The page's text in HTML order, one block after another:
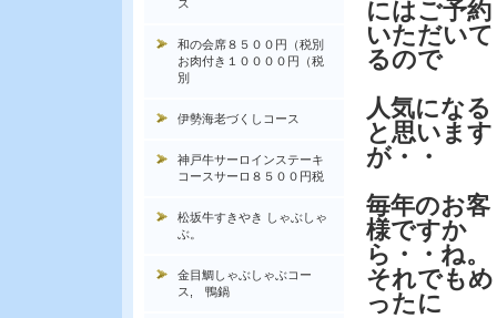
にはご予約
いただいて
るので
人気になる
と思います
が・・
毎年のお客
様ですか
ら・・ね。
それでもめ
ったに
ス
和の会席８５００円（税別
お肉付き１００００円（税
別
伊勢海老づくしコース
神戸牛サーロインステーキ
コースサーロ８５００円税
松坂牛すきやき しゃぶしゃ
ぶ。
金目鯛しゃぶしゃぶコー
ス, 鴨鍋